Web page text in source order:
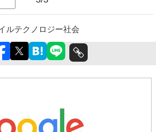
ルテクノロジー社会